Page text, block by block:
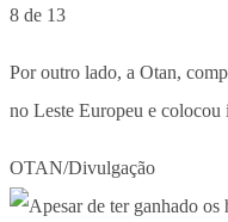
8 de 13
Por outro lado, a Otan,
no Leste Europeu e colocou
OTAN/Divulgação